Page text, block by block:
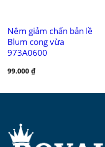
Nêm giảm chấn bản lề
Blum cong vừa
973A0600
99.000 ₫